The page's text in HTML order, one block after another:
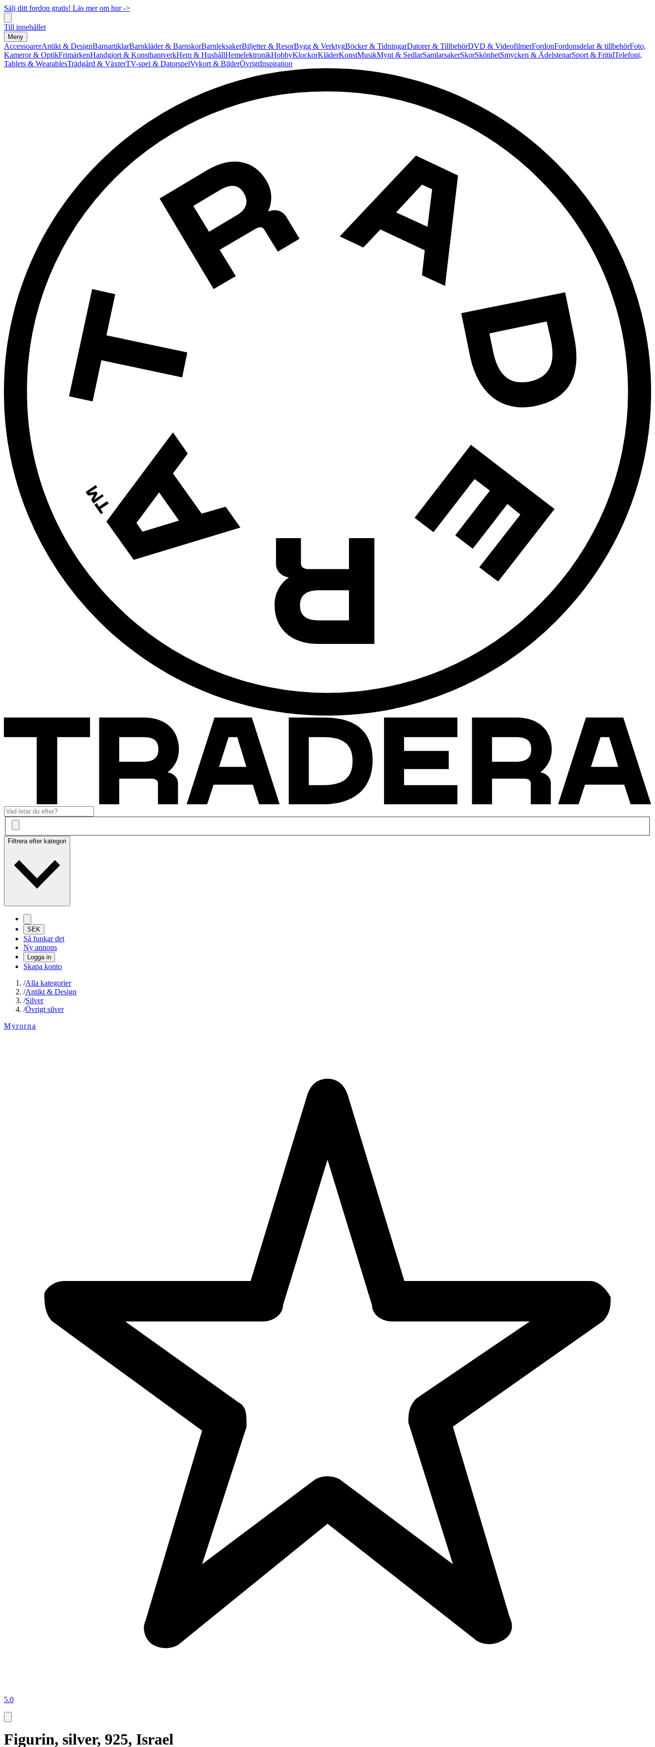
Sälj ditt fordon gratis! Läs mer om hur ->
Till innehållet
Meny
AccessoarerAntikt & DesignBarnartiklarBarnkläder & BarnskorBarnleksakerBiljetter & ResorBygg & VerktygBöcker & TidningarDatorer & TillbehörDVD & VideofilmerFordonFordonsdelar & tillbehörFoto,
Kameror & OptikFrimärkenHandgjort & KonsthantverkHem & HushållHemelektronikHobbyKlockorKläderKonstMusikMynt & SedlarSamlarsakerSkorSkönhetSmycken & ÄdelstenarSport & FritidTelefoni,
Tablets & WearablesTrädgård & VäxterTV-spel & DatorspelVykort & BilderÖvrigtInspiration
Filtrera efter kategori
SEK
Så funkar det
Ny annons
Logga in
Skapa konto
/Alla kategorier
/Antikt & Design
/Silver
/Övrigt silver
Myrorna
5.0
Figurin, silver, 925, Israel